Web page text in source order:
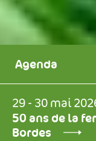
Agenda
29 - 30 mai
50 ans de la
Bordes